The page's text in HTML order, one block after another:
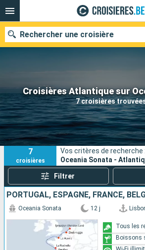
Croisières Atlantique sur
7 croisières
Rechercher une croisière
Nos destinations
Mois de départ
Ports
Rechercher
7
croisières
Vos critères de recherche :
Oceania Sonata -
Filtrer
Oceania Sonata 12 j
Tous les
Boissons